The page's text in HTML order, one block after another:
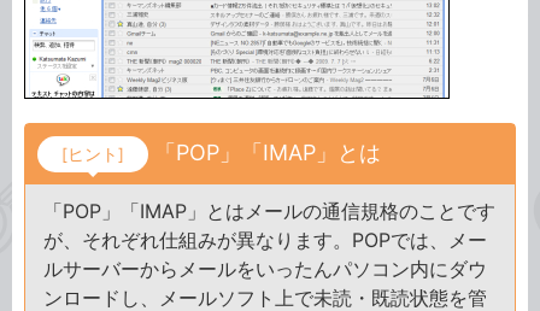
[ヒント] 「POP」「IMAP」とは
「POP」「IMAP」とはメールの通信規格のことです
が、それぞれ仕組みが異なります。POPでは、メー
ルサーバーからメールをいったんパソコン内にダウ
ンロードし、メールソフト上で未読・既読状態を管